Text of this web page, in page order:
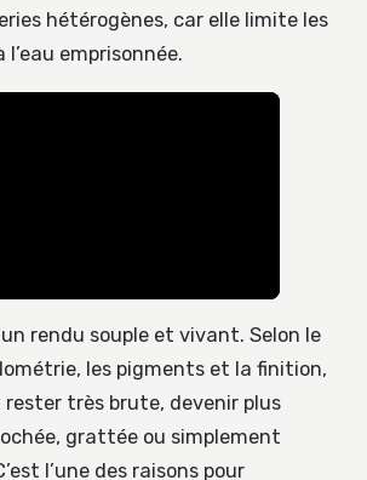
hétérogènes, car elle limite les
l’eau emprisonnée.
rendu souple et vivant. Selon le
les pigments et la finition,
très brute, devenir plus
grattée ou simplement
l’une des raisons pour